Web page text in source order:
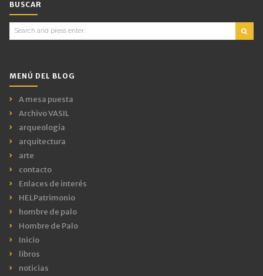
BUSCAR
Search
for:
MENÚ DEL BLOG
A mesa puesta
Archivo VASIL
arqueología
arquitectura
arte
contacto
Enlaces de interés
HELPatrimonio
hombre de palo
Hombre de Palo
Inicio
libros
noticias